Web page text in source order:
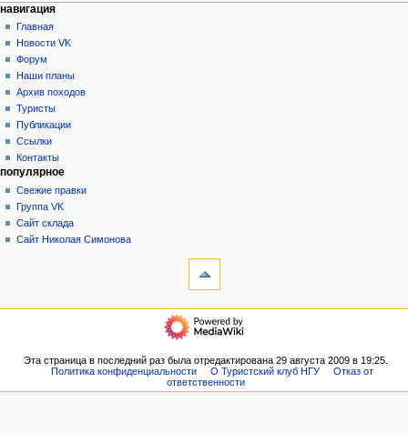
Н
а
в
и
а
ц
и
я
действия на странице
категория
обсуждение
читать
просмотр
кода
история
персональные инструменты
создать
учётную
запись
войти
навигация
Главная
Новости VK
Форум
Наши планы
Архив походов
Туристы
Публикации
Ссылки
Контакты
популярное
Свежие правки
Группа VK
Сайт склада
Сайт Николая Симонова
Версия
навигация
VK
Наши
Эта страница в последний раз была отредактирована 29 августа 2009 в 19:25.
Политика конфиденциальности
О Туристский клуб НГУ
Отказ от
ответственности